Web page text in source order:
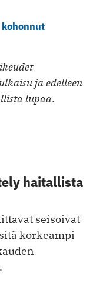
ja edelleen
lupaa.
haitallista
seisoivat
korkeampi